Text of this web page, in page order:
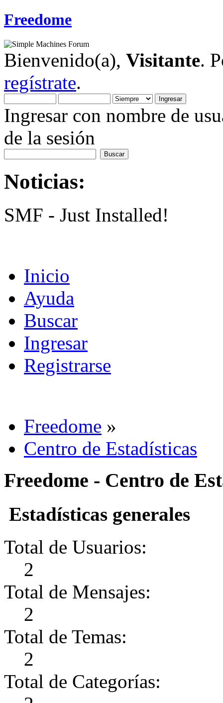
Freedome
Bienvenido(a), Visitante.
regístrate.
Ingresar con nombre de
de la sesión
Noticias:
SMF - Just Installed!
Inicio
Ayuda
Buscar
Ingresar
Registrarse
Freedome »
Centro de Estadísticas
Freedome - Centro de
Estadísticas generales
Total de Usuarios:
2
Total de Mensajes:
2
Total de Temas:
2
Total de Categorías: